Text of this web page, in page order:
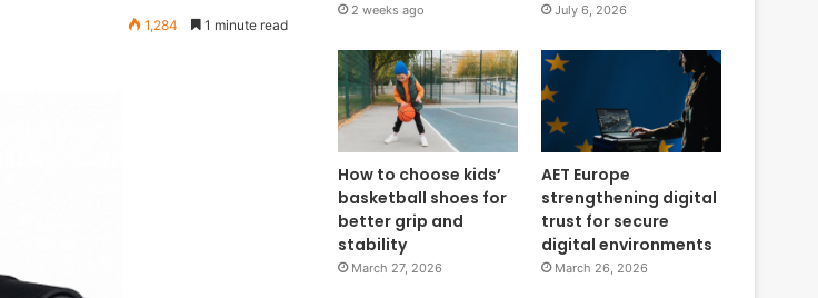
1,284 1 minute read
2 weeks ago July 6, 2026
How to choose kids’
basketball shoes for
better grip and
stability
March 27, 2026
AET Europe
strengthening digital
trust for secure
digital environments
March 26, 2026